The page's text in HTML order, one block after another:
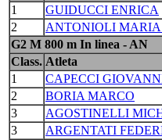
1
GUIDUCCI ENRICA
2
ANTONIOLI
G2 M 800 m In linea - AN
Class. Atleta
1
CAPECCI
2
BORIA MARCO
3
AGOSTINELLI
3
ARGENTATI